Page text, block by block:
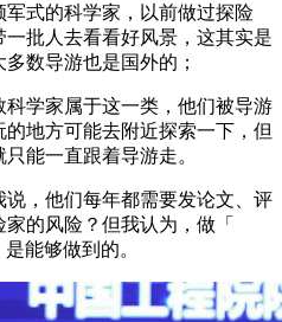
式的科学家，以前做过探险
批人去看看好风景，这其实是
数导游也是国外的；
学家属于这一类，他们被导游
地方可能去附近探索一下，但
能一直跟着导游走。
，他们每年都需要发论文、评
的风险？但我认为，做「
能够做到的。